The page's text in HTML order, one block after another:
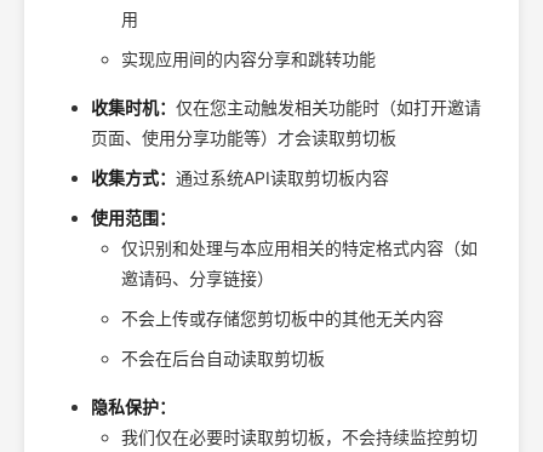
用
实现应用间的内容分享和跳转功能
收集时机： 仅在您主动触发相关功能时（如打开邀请
页面、使用分享功能等）才会读取剪切板
收集方式： 通过系统API读取剪切板内容
使用范围：
仅识别和处理与本应用相关的特定格式内容（如
邀请码、分享链接）
不会上传或存储您剪切板中的其他无关内容
不会在后台自动读取剪切板
隐私保护：
我们仅在必要时读取剪切板，不会持续监控剪切